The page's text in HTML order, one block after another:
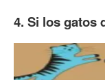
4. Si los gatos